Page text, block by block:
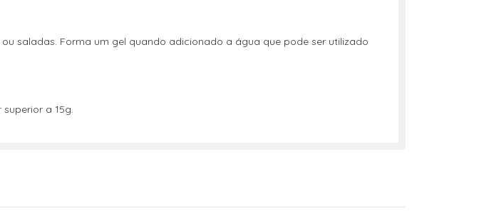
saladas. Forma um gel quando adicionado a água que pode ser utilizado
a 15g.